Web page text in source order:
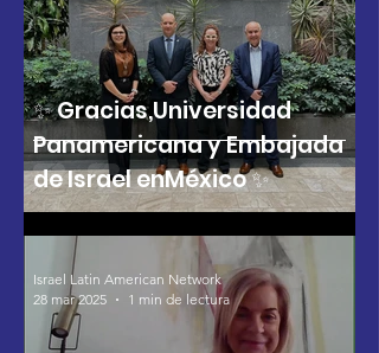
✨ Gracias,Universidad
Panamericana y Embajada
de Israel enMéxico ✨
Israel Latin American Network
28 mar 2025
1 min de lectura